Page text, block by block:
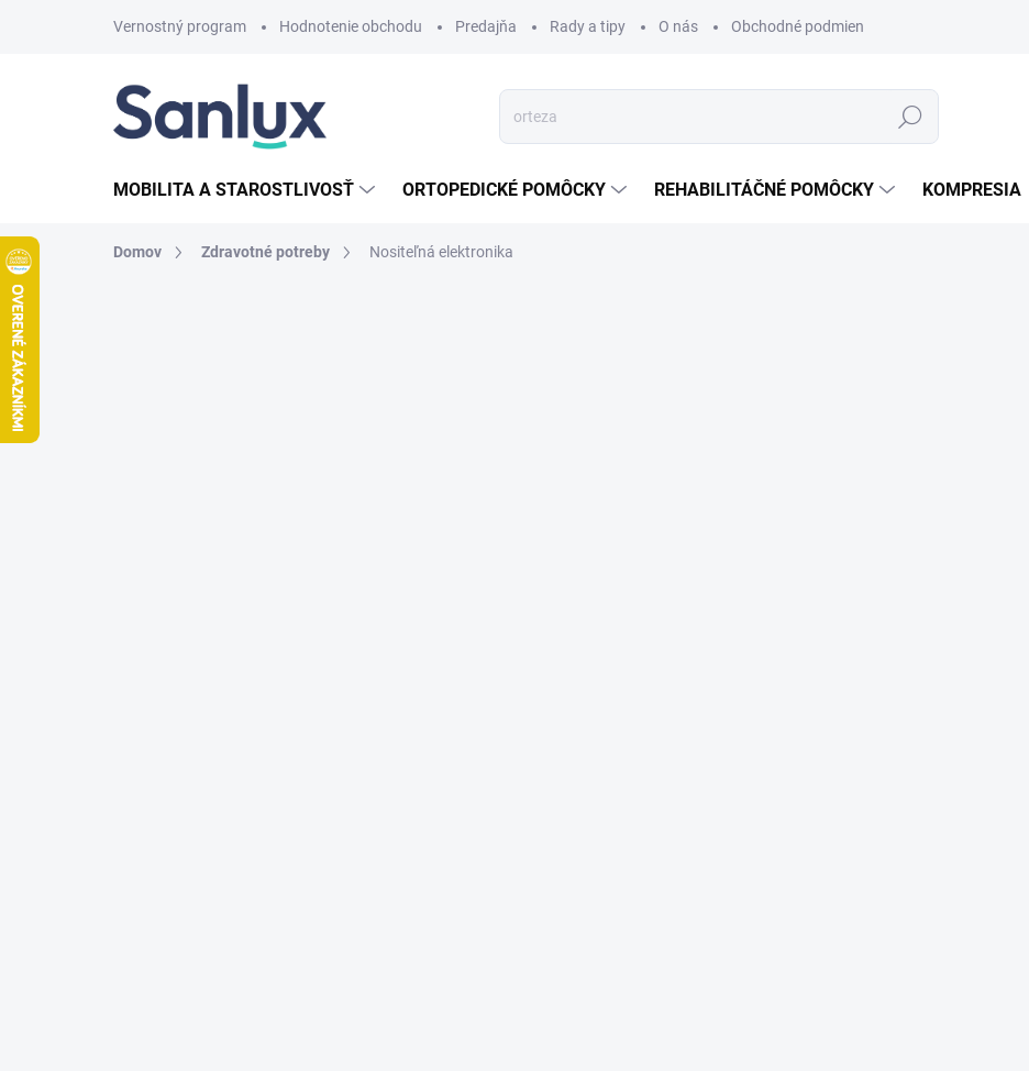
Vernostný program Hodnotenie obchodu Predajňa Rady a tipy O nás Obchodné podmienky
Hľadať
MOBILITA A STAROSTLIVOSŤ ORTOPEDICKÉ POMÔCKY REHABILITÁČNÉ POMÔCKY KOMPRESIA
Domov Zdravotné potreby Nositeľná elektronika